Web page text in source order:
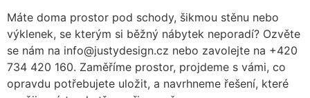
Máte doma prostor pod schody, šikmou stěnu nebo
výklenek, se kterým si běžný nábytek neporadí? Ozvěte
se nám na info@justydesign.cz nebo zavolejte na +420
734 420 160. Zaměříme prostor, projdeme s vámi, co
opravdu potřebujete uložit, a navrhneme řešení, které